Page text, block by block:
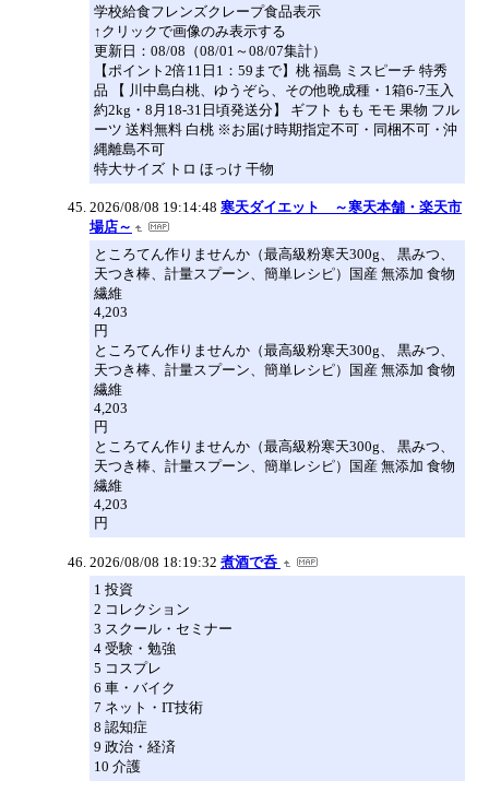
学校給食フレンズクレープ食品表示
↑クリックで画像のみ表示する
更新日：08/08（08/01～08/07集計）
【ポイント2倍11日1：59まで】桃 福島 ミスピーチ 特秀
品 【 川中島白桃、ゆうぞら、その他晩成種・1箱6-7玉入
約2kg・8月18-31日頃発送分】 ギフト もも モモ 果物 フル
ーツ 送料無料 白桃 ※お届け時期指定不可・同梱不可・沖
縄離島不可
特大サイズ トロ ほっけ 干物
2026/08/08 19:14:48 寒天ダイエット ～寒天本舗・楽天市
場店～
ところてん作りませんか（最高級粉寒天300g、 黒みつ、
天つき棒、計量スプーン、簡単レシピ）国産 無添加 食物
繊維
4,203
円
ところてん作りませんか（最高級粉寒天300g、 黒みつ、
天つき棒、計量スプーン、簡単レシピ）国産 無添加 食物
繊維
4,203
円
ところてん作りませんか（最高級粉寒天300g、 黒みつ、
天つき棒、計量スプーン、簡単レシピ）国産 無添加 食物
繊維
4,203
円
2026/08/08 18:19:32 煮酒で呑
1 投資
2 コレクション
3 スクール・セミナー
4 受験・勉強
5 コスプレ
6 車・バイク
7 ネット・IT技術
8 認知症
9 政治・経済
10 介護